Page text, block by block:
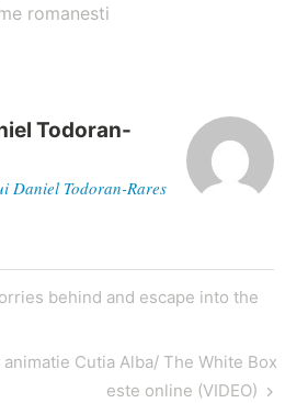
romanesti
Todoran-
Daniel Todoran-Rares
behind and escape into the
Cutia Alba/ The White Box
este online (VIDEO)